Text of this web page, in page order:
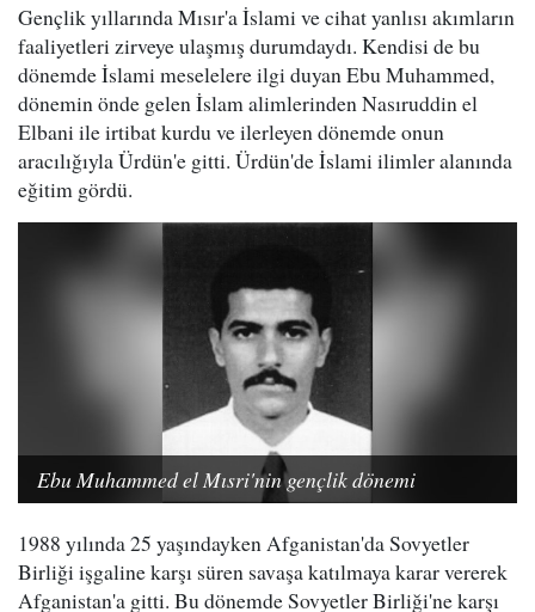
Gençlik yıllarında Mısır'a İslami ve cihat yanlısı akımların
faaliyetleri zirveye ulaşmış durumdaydı. Kendisi de bu
dönemde İslami meselelere ilgi duyan Ebu Muhammed,
dönemin önde gelen İslam alimlerinden Nasıruddin el
Elbani ile irtibat kurdu ve ilerleyen dönemde onun
aracılığıyla Ürdün'e gitti. Ürdün'de İslami ilimler alanında
eğitim gördü.
Ebu Muhammed el Mısri'nin gençlik dönemi
1988 yılında 25 yaşındayken Afganistan'da Sovyetler
Birliği işgaline karşı süren savaşa katılmaya karar vererek
Afganistan'a gitti. Bu dönemde Sovyetler Birliği'ne karşı